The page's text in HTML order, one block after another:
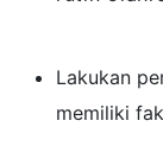
Lakukan
memiliki